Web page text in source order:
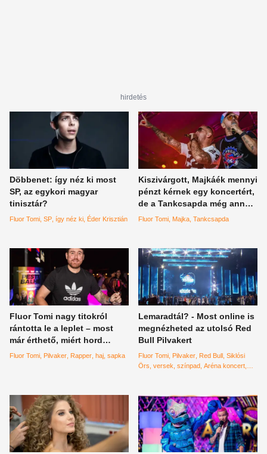
hirdetés
Döbbenet: így néz ki most
SP, az egykori magyar
tinisztár?
Fluor Tomi SP így néz ki Éder Krisztián
Kiszivárgott, Majkáék mennyi
pénzt kérnek egy koncertért,
de a Tankcsapda még annál
is többet
Fluor Tomi Majka Tankcsapda
Fluor Tomi nagy titokról
rántotta le a leplet – most
már érthető, miért hord
mindig sapkát
Fluor Tomi Pilvaker Rapper haj sapka
Lemaradtál? - Most online is
megnézheted az utolsó Red
Bull Pilvakert
Fluor Tomi Pilvaker Red Bull Siklósi
Örs versek színpad Aréna koncert